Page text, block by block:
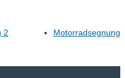
2 Motorradsegnung